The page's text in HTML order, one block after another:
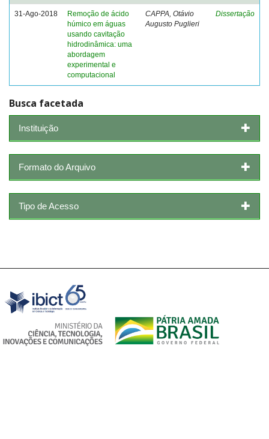
31-Ago-2018
Remoção de ácido
húmico em águas
usando cavitação
hidrodinâmica: uma
abordagem
experimental e
computacional
CAPPA, Otávio
Augusto Puglieri
Dissertação
Busca facetada
Instituição
Formato do Arquivo
Tipo de Acesso